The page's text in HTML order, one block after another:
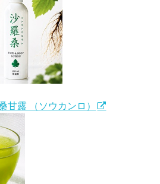
露 （ソウカンロ）